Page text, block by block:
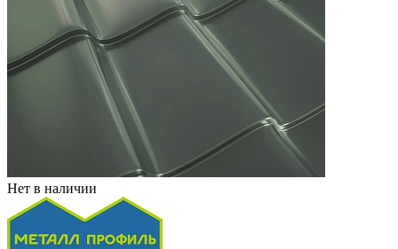
Нет в наличии